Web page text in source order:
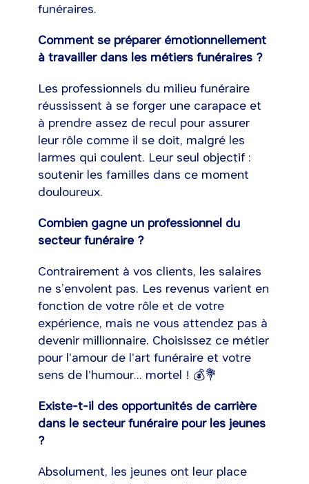
funéraires.
Comment se préparer émotionnellement
à travailler dans les métiers funéraires ?
Les professionnels du milieu funéraire
réussissent à se forger une carapace et
à prendre assez de recul pour assurer
leur rôle comme il se doit, malgré les
larmes qui coulent. Leur seul objectif :
soutenir les familles dans ce moment
douloureux.
Combien gagne un professionnel du
secteur funéraire ?
Contrairement à vos clients, les salaires
ne s’envolent pas. Les revenus varient en
fonction de votre rôle et de votre
expérience, mais ne vous attendez pas à
devenir millionnaire. Choisissez ce métier
pour l'amour de l'art funéraire et votre
sens de l'humour... mortel ! 💰💐
Existe-t-il des opportunités de carrière
dans le secteur funéraire pour les jeunes
?
Absolument, les jeunes ont leur place